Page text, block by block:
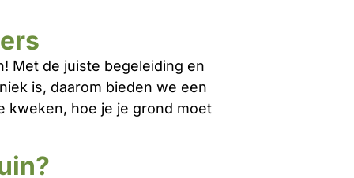
Met de juiste begeleiding en
is, daarom bieden we een
kweken, hoe je je grond moet